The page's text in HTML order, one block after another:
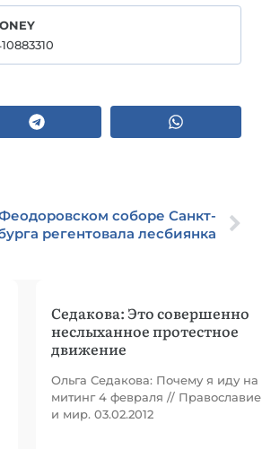
соборе Санкт-
регентовала лесбиянка
Седакова: Это совершенно
неслыханное протестное
движение
Ольга Седакова: Почему я иду на
митинг 4 февраля // Православие
и мир. 03.02.2012